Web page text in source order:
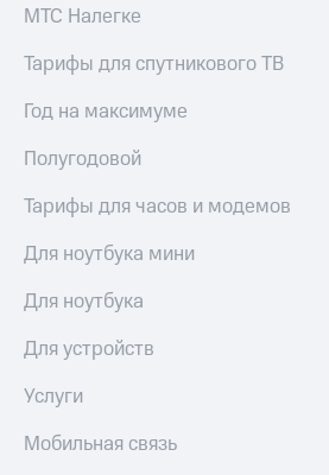
Еврооблигации-2023
о
именных
Другое
Регистратор
Реквизиты
Контакты
развитие
деловая этика
На главную
МТС Налегке
Тарифы для спутникового ТВ
Год на максимуме
Полугодовой
Тарифы для часов и модемов
Для ноутбука мини
Для ноутбука
Для устройств
Услуги
Мобильная связь